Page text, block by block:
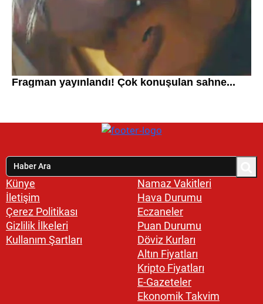
Künye
İletişim
Çerez Politikası
Gizlilik İlkeleri
Kullanım Şartları
Namaz Vakitleri
Hava Durumu
Eczaneler
Puan Durumu
Döviz Kurları
Altın Fiyatları
Kripto Fiyatları
E-Gazeteler
Ekonomik Takvim